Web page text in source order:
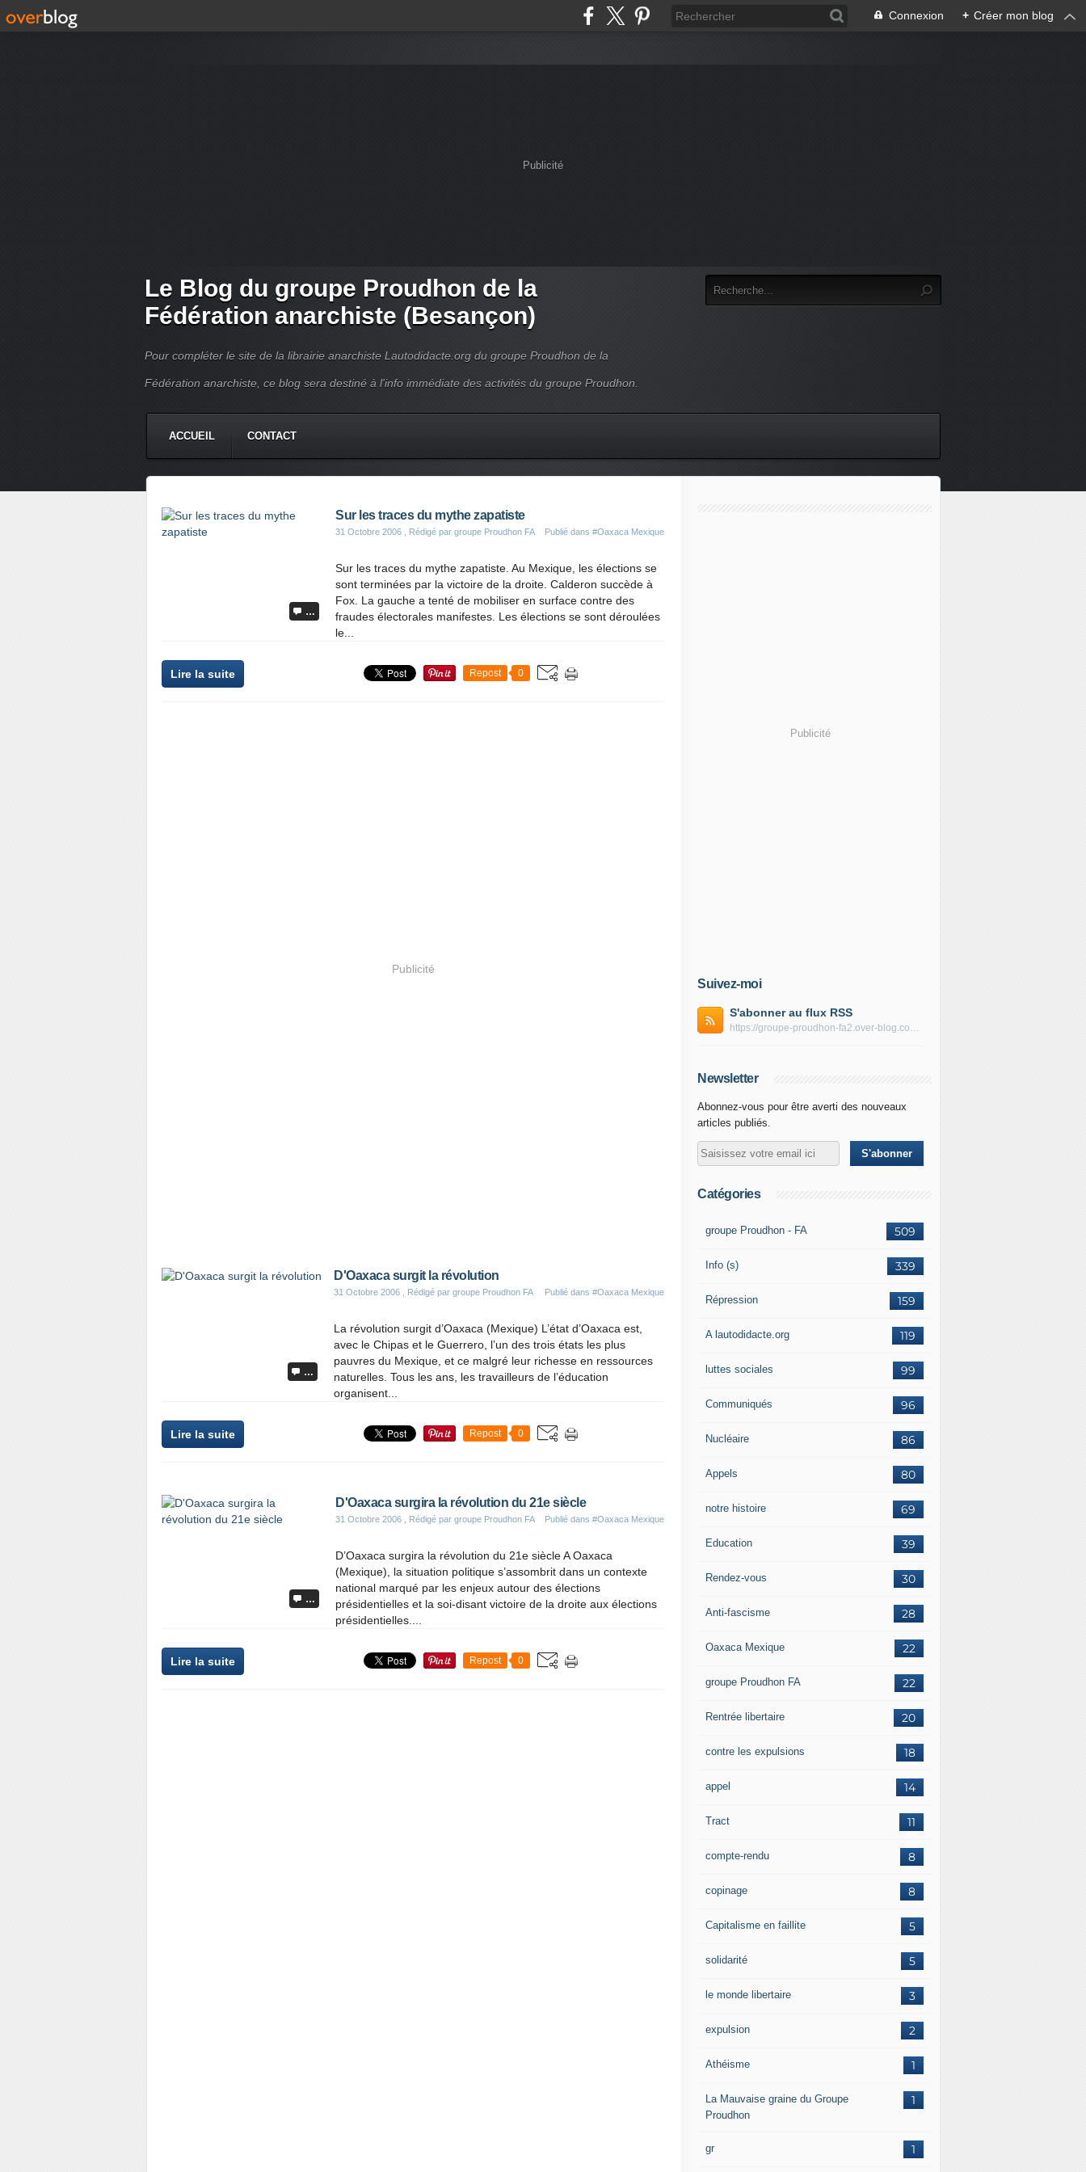
Connexion + Créer mon blog
Publicité
Le Blog du groupe Proudhon de la
Fédération anarchiste (Besançon)
Pour compléter le site de la librairie anarchiste Lautodidacte.org du groupe Proudhon de la
Fédération anarchiste, ce blog sera destiné à l'info immédiate des activités du groupe Proudhon.
ACCUEIL CONTACT
…
Sur les traces du mythe zapatiste
31 Octobre 2006 , Rédigé par groupe Proudhon FA Publié dans #Oaxaca Mexique
Sur les traces du mythe zapatiste. Au Mexique, les élections se
sont terminées par la victoire de la droite. Calderon succède à
Fox. La gauche a tenté de mobiliser en surface contre des
fraudes électorales manifestes. Les élections se sont déroulées
le...
Lire la suite Repost 0
Publicité
…
D'Oaxaca surgit la révolution
31 Octobre 2006 , Rédigé par groupe Proudhon FA Publié dans #Oaxaca Mexique
La révolution surgit d’Oaxaca (Mexique) L’état d’Oaxaca est,
avec le Chipas et le Guerrero, l’un des trois états les plus
pauvres du Mexique, et ce malgré leur richesse en ressources
naturelles. Tous les ans, les travailleurs de l’éducation
organisent...
Lire la suite Repost 0
…
D'Oaxaca surgira la révolution du 21e siècle
31 Octobre 2006 , Rédigé par groupe Proudhon FA Publié dans #Oaxaca Mexique
D’Oaxaca surgira la révolution du 21e siècle A Oaxaca
(Mexique), la situation politique s’assombrit dans un contexte
national marqué par les enjeux autour des élections
présidentielles et la soi-disant victoire de la droite aux élections
présidentielles....
Lire la suite Repost 0
Publicité
Suivez-moi
S'abonner au flux RSS
https://groupe-proudhon-fa2.over-blog.com/rss
Newsletter
Abonnez-vous pour être averti des nouveaux
articles publiés.
Catégories
509
groupe Proudhon - FA
339
Info (s)
159
Répression
119
A lautodidacte.org
99
luttes sociales
96
Communiqués
86
Nucléaire
80
Appels
69
notre histoire
39
Education
30
Rendez-vous
28
Anti-fascisme
22
Oaxaca Mexique
22
groupe Proudhon FA
20
Rentrée libertaire
18
contre les expulsions
14
appel
11
Tract
8
compte-rendu
8
copinage
5
Capitalisme en faillite
5
solidarité
3
le monde libertaire
2
expulsion
1
Athéisme
1
La Mauvaise graine du Groupe
Proudhon
1
gr